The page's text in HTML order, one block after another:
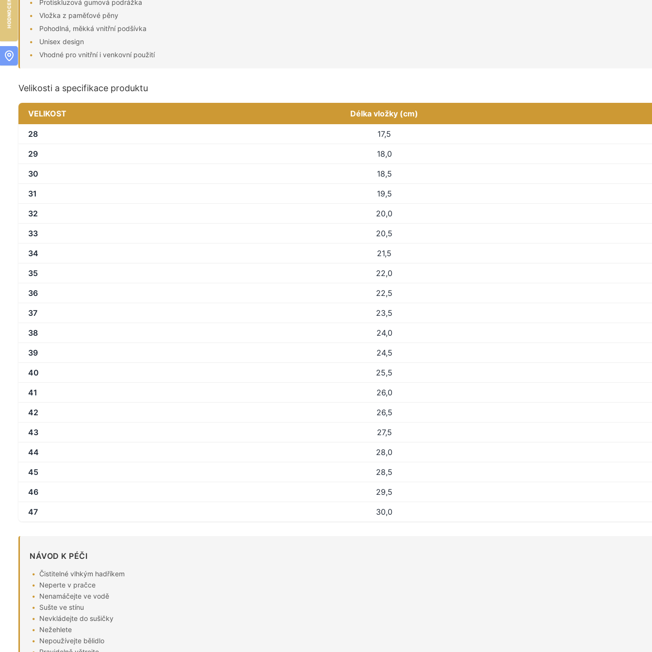
Protiskluzová gumová podrážka
Vložka z paměťové pěny
Pohodlná, měkká vnitřní podšívka
Unisex design
Vhodné pro vnitřní i venkovní použití
Velikosti a specifikace produktu
VELIKOST Délka vložky (cm)
28 17,5
29 18,0
30 18,5
31 19,5
32 20,0
33 20,5
34 21,5
35 22,0
36 22,5
37 23,5
38 24,0
39 24,5
40 25,5
41 26,0
42 26,5
43 27,5
44 28,0
45 28,5
46 29,5
47 30,0
NÁVOD K PÉČI
Čistitelné vlhkým hadříkem
Neperte v pračce
Nenamáčejte ve vodě
Sušte ve stínu
Nevkládejte do sušičky
Nežehlete
Nepoužívejte bělidlo